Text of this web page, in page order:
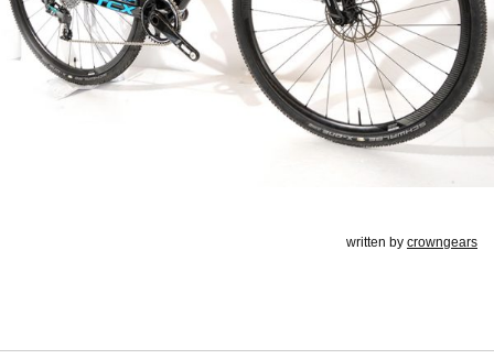
written by crowngears